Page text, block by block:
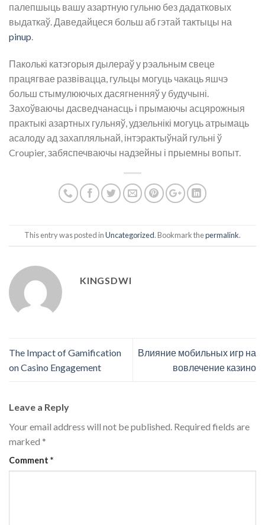
палепшыць вашу азартную гульню без дадатковых
выдаткаў. Даведайцеся больш аб гэтай тактыцы на
pinup.
Паколькі катэгорыя дылераў у рэальным свеце
працягвае развівацца, гульцы могуць чакаць яшчэ
больш стымулюючых дасягненняў у будучыні.
Захоўваючы дасведчанасць і прымаючы асцярожныя
практыкі азартных гульняў, удзельнікі могуць атрымаць
асалоду ад захапляльнай, інтэрактыўнай гульні ў
Croupier, забяспечваючы надзейны і прыемны вопыт.
This entry was posted inUncategorized. Bookmark thepermalink.
KINGSDWI
The Impact of Gamification
on Casino Engagement
Влияние мобильных игр на
вовлечение казино
Leave a Reply
Your email address will not be published. Required fields are
marked *
Comment *